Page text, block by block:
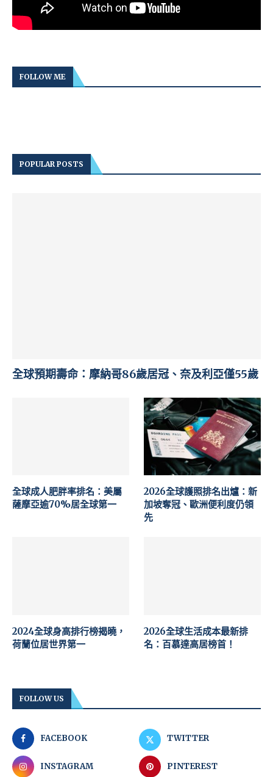
FOLLOW ME
POPULAR POSTS
全球預期壽命：摩納哥86歲居冠、奈及利亞僅55歲
全球成人肥胖率排名：美屬
薩摩亞逾70%居全球第一
2026全球護照排名出爐：新
加坡奪冠、歐洲便利度仍領
先
2024全球身高排行榜揭曉，
荷蘭位居世界第一
2026全球生活成本最新排
名：百慕達高居榜首！
FOLLOW US
FACEBOOK TWITTER
INSTAGRAM PINTEREST